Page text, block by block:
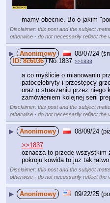
mamy obecnie. Bo o jakim
Disclaimer: this post and the subject
otherwise - do not necessarily reflect the
▶ Anonimowy
08/07/24
8c6036
No. 1837 >>1838
a co myślicie o mianowaniu
patocelebryty i przestępcy
oraz o straszeniu przez niego
zamówieniem kolejnej serii
Disclaimer: this post and the subject
otherwise - do not necessarily reflect the
▶ Anonimowy 08/09/24
>>1837
oznacza to przede wszystkim
pokroju kowida to już tak
Disclaimer: this post and the subject
otherwise - do not necessarily reflect the
▶ Anonimowy 09/22/25